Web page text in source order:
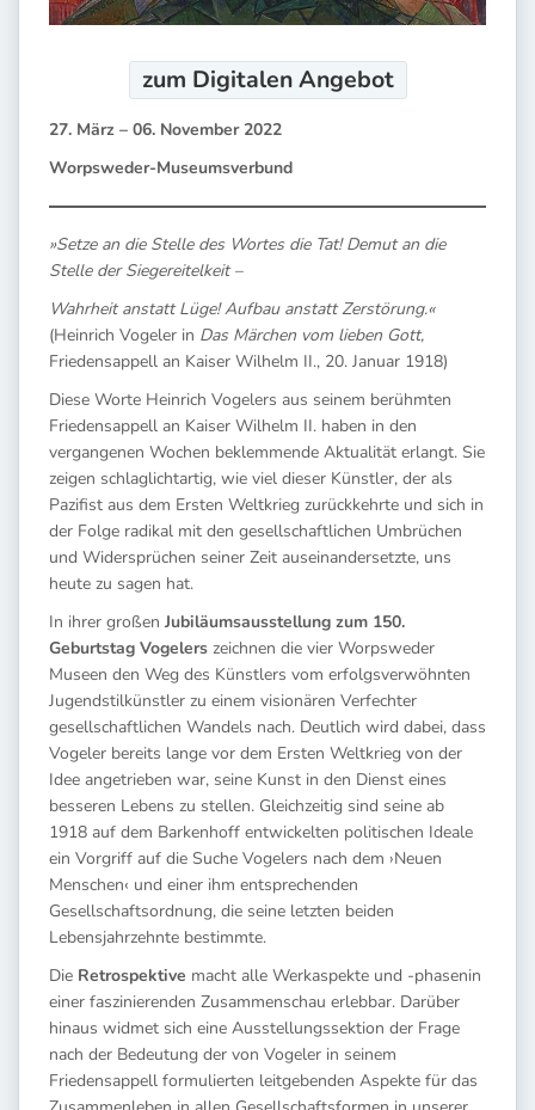
zum DigitalenAngebot
27. März – 06. November 2022
Worpsweder-Museumsverbund
»Setze an die Stelle des Wortes die Tat! Demut an die
Stelle der Siegereitelkeit –
Wahrheit anstatt Lüge! Aufbau anstatt Zerstörung.«
(Heinrich Vogeler in Das Märchen vom lieben Gott,
Friedensappell an Kaiser Wilhelm II., 20. Januar 1918)
Diese Worte Heinrich Vogelers aus seinem berühmten
Friedensappell an Kaiser Wilhelm II. haben in den
vergangenen Wochen beklemmende Aktualität erlangt. Sie
zeigen schlaglichtartig, wie viel dieser Künstler, der als
Pazifist aus dem Ersten Weltkrieg zurückkehrte und sich in
der Folge radikal mit den gesellschaftlichen Umbrüchen
und Widersprüchen seiner Zeit auseinandersetzte, uns
heute zu sagen hat.
In ihrer großen Jubiläumsausstellung zum 150.
Geburtstag Vogelers zeichnen die vier Worpsweder
Museen den Weg des Künstlers vom erfolgsverwöhnten
Jugendstilkünstler zu einem visionären Verfechter
gesellschaftlichen Wandels nach. Deutlich wird dabei, dass
Vogeler bereits lange vor dem Ersten Weltkrieg von der
Idee angetrieben war, seine Kunst in den Dienst eines
besseren Lebens zu stellen. Gleichzeitig sind seine ab
1918 auf dem Barkenhoff entwickelten politischen Ideale
ein Vorgriff auf die Suche Vogelers nach dem ›Neuen
Menschen‹ und einer ihm entsprechenden
Gesellschaftsordnung, die seine letzten beiden
Lebensjahrzehnte bestimmte.
Die Retrospektive macht alle Werkaspekte und -phasenin
einer faszinierenden Zusammenschau erlebbar. Darüber
hinaus widmet sich eine Ausstellungssektion der Frage
nach der Bedeutung der von Vogeler in seinem
Friedensappell formulierten leitgebenden Aspekte für das